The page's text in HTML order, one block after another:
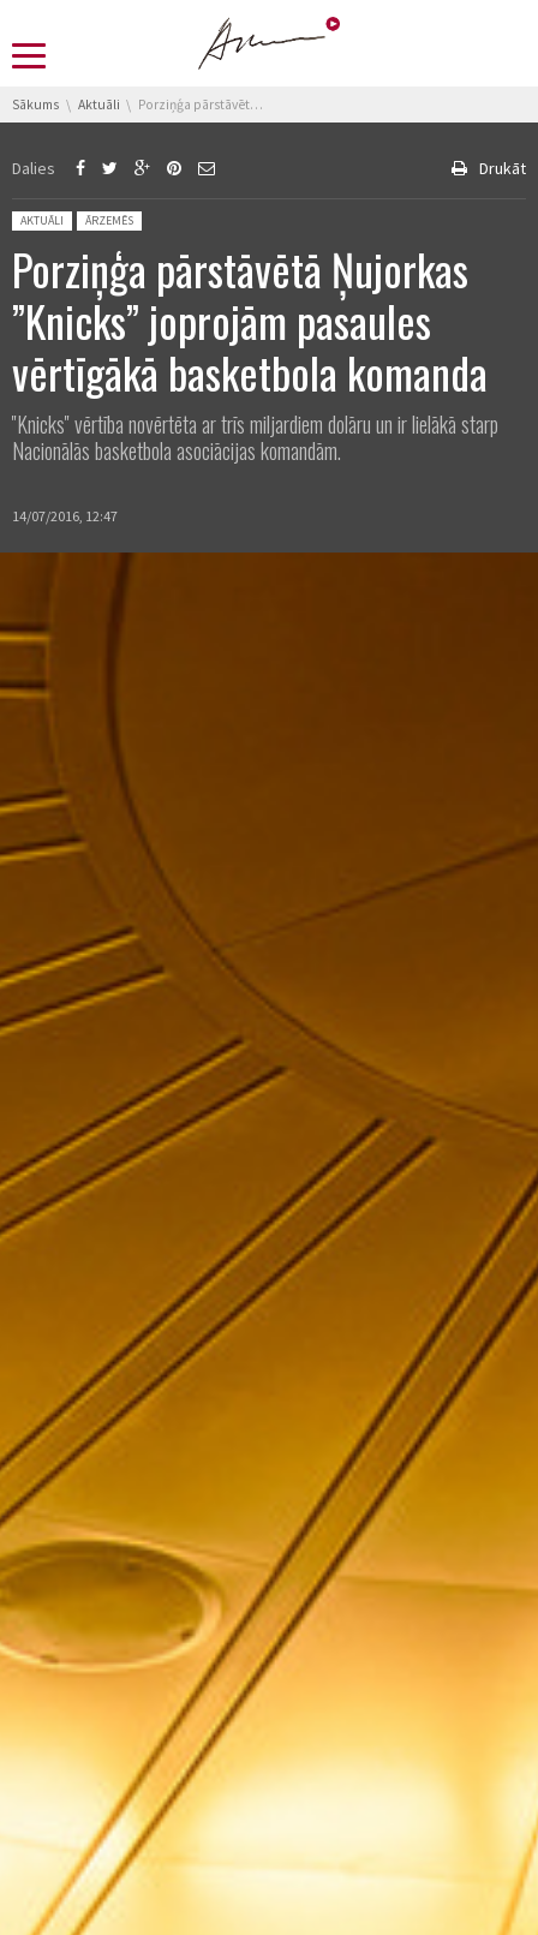
You are here:
Sākums Aktuāli Porziņģa pārstāvētā Ņujorkas ”Knicks” joprojām pasaules vērtīgākā basketbola komanda
Dalies Drukāt
Posted in:
AKTUĀLI ĀRZEMĒS
Porziņģa pārstāvētā Ņujorkas
”Knicks” joprojām pasaules
vērtīgākā basketbola komanda
''Knicks'' vērtība novērtēta ar trīs miljardiem dolāru un ir lielākā starp
Nacionālās basketbola asociācijas komandām.
14/07/2016, 12:47